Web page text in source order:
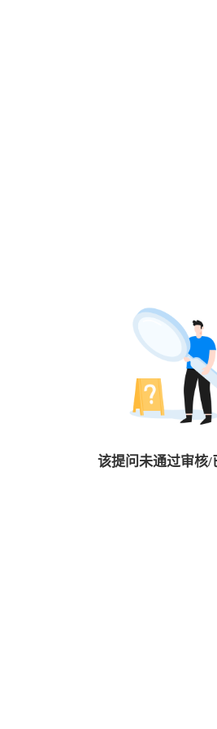
该提问未通过审核/